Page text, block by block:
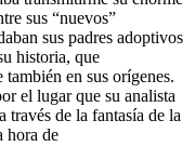
sus “nuevos”
sus padres adoptivos
historia, que
en sus orígenes.
el lugar que su analista
través de la fantasía de la
hora de